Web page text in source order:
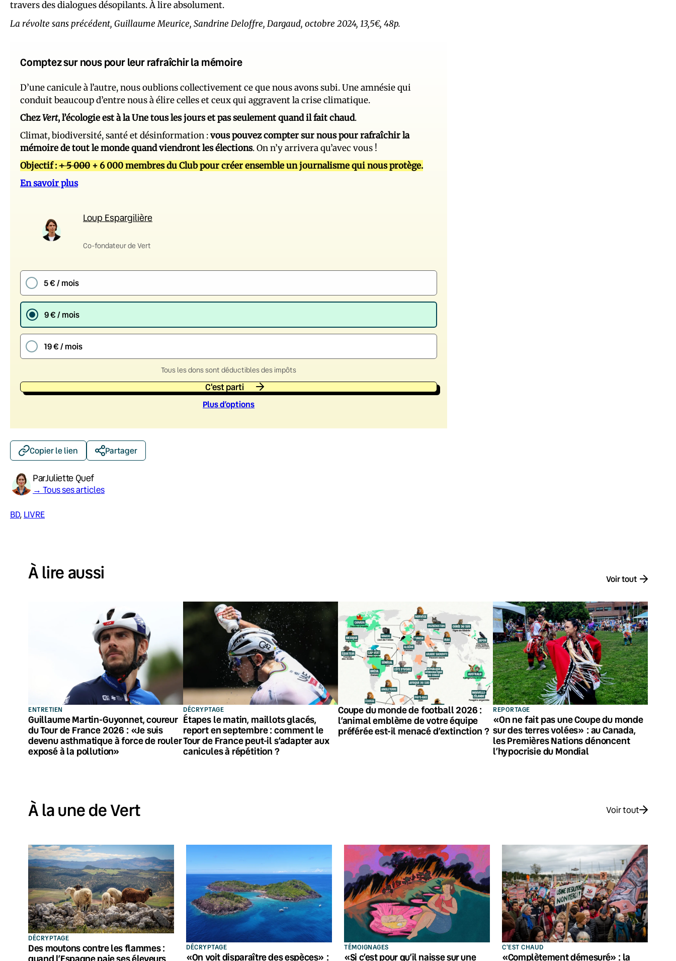
travers des dialogues désopilants. À lire absolument.
La révolte sans précédent, Guillaume Meurice, Sandrine Deloffre, Dargaud, octobre 2024, 13,5€, 48p.
Comptez sur nous pour leur rafraîchir la mémoire
D’une canicule à l’autre, nous oublions collectivement ce que nous avons subi. Une amnésie qui
conduit beaucoup d’entre nous à élire celles et ceux qui aggravent la crise climatique.
ChezVert, l’écologie est à la Une tous les jours et pas seulement quand il fait chaud.
Climat, biodiversité, santé et désinformation :vous pouvez compter sur nous pour rafraîchir la
mémoire de tout le monde quand viendront les élections. On n’y arrivera qu’avec vous !
Objectif :+ 5 000 + 6 000 membres du Club pour créer ensemble un journalisme qui nous protège.
En savoir plus
Loup Espargilière
Co-fondateur de Vert
5 € / mois
9 € / mois
19 € / mois
Tous les dons sont déductibles des impôts
C'est parti
Plus d’options
Copier le lien Partager
ParJuliette Quef
→ Tous ses articles
BD, LIVRE
À lire aussi Voir tout
ENTRETIEN
Guillaume Martin-Guyonnet, coureur
du Tour de France 2026 : «Je suis
devenu asthmatique à force de rouler
exposé à la pollution»
DÉCRYPTAGE
Étapes le matin, maillots glacés,
report en septembre : comment le
Tour de France peut-il s’adapter aux
canicules à répétition ?
Coupe du monde de football 2026 :
l’animal emblème de votre équipe
préférée est-il menacé d’extinction ?
REPORTAGE
«On ne fait pas une Coupe du monde
sur des terres volées» : au Canada,
les Premières Nations dénoncent
l’hypocrisie du Mondial
À la une de Vert Voir tout
DÉCRYPTAGE
Des moutons contre les flammes :
quand l’Espagne paie ses éleveurs
DÉCRYPTAGE
«On voit disparaître des espèces» :
TÉMOIGNAGES
«Si c’est pour qu’il naisse sur une
C'EST CHAUD
«Complètement démesuré» : la